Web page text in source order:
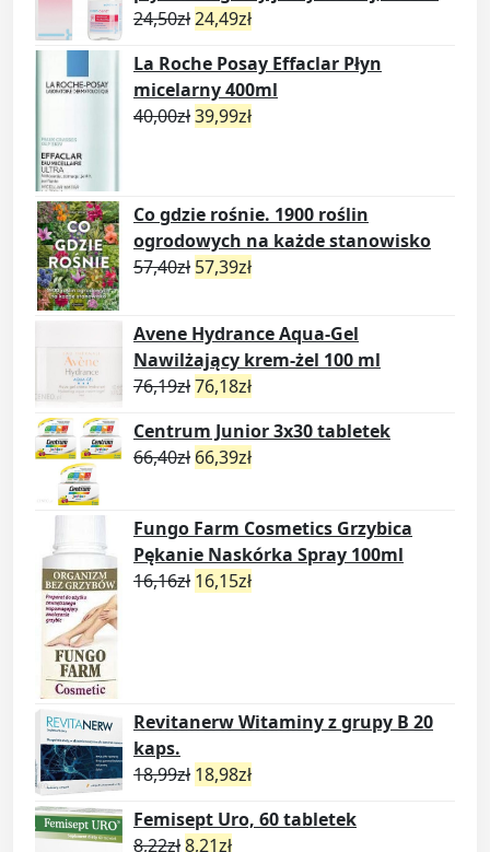
24,50zł24,49zł
La Roche Posay Effaclar Płyn
micelarny 400ml
40,00zł39,99zł
Co gdzie rośnie. 1900 roślin
ogrodowych na każde stanowisko
57,40zł 57,39zł
Avene Hydrance Aqua-Gel
Nawilżający krem-żel 100 ml
76,19zł76,18zł
Centrum Junior 3x30 tabletek
66,40zł 66,39zł
Fungo Farm Cosmetics Grzybica
Pękanie Naskórka Spray 100ml
16,16zł 16,15zł
Revitanerw Witaminy z grupy B 20
kaps.
18,99zł 18,98zł
Femisept Uro, 60 tabletek
8,22zł8,21zł